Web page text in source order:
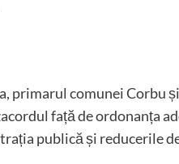
primarul comunei Corbu
față de ordonanța
publică și reducerile